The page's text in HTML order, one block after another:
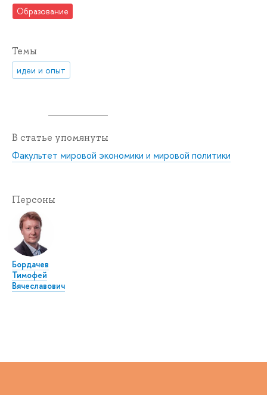
Образование
Темы
идеи и опыт
В статье упомянуты
Факультет мировой экономики и мировой политики
Персоны
Бордачев
Тимофей
Вячеславович